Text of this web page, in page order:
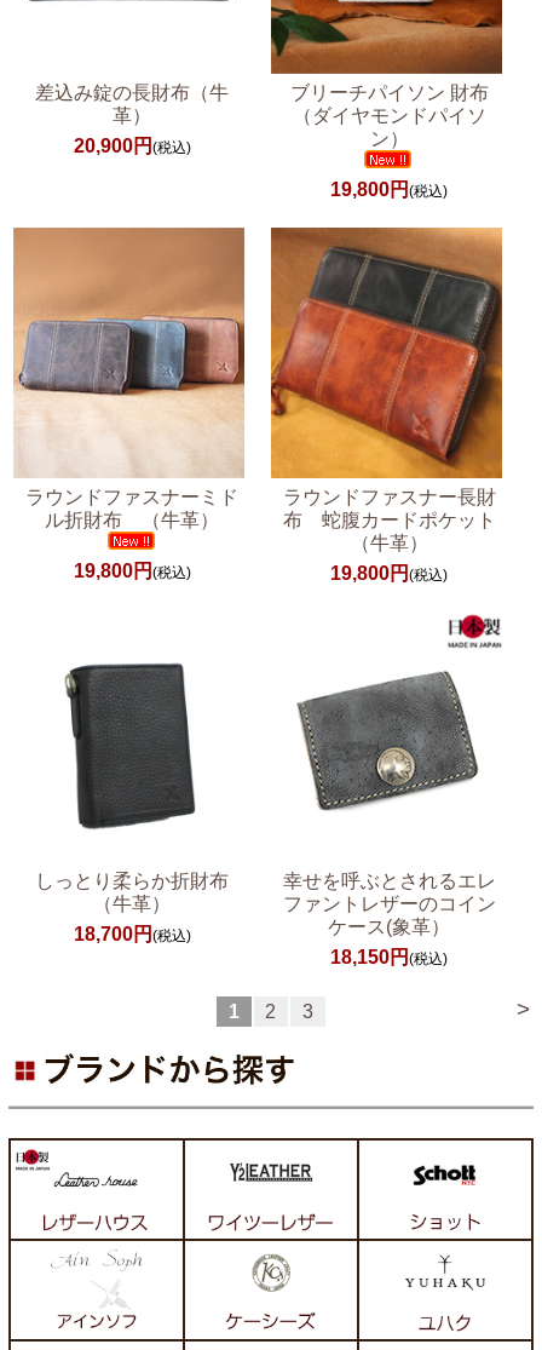
差込み錠の長財布（牛
革）
20,900円 (税込)
ブリーチパイソン 財布
（ダイヤモンドパイソ
ン）
19,800円(税込)
ラウンドファスナーミド
ル折財布 （牛革）
19,800円 (税込)
ラウンドファスナー長財
布 蛇腹カードポケット
（牛革）
19,800円(税込)
しっとり柔らか折財布
（牛革）
18,700円 (税込)
幸せを呼ぶとされるエレ
ファントレザーのコイン
ケース(象革）
18,150円(税込)
>
1 2 3